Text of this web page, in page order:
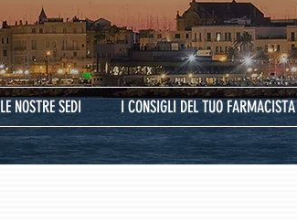
LE NOSTRE SEDI I CONSIGLI DEL TUO FARMACISTA